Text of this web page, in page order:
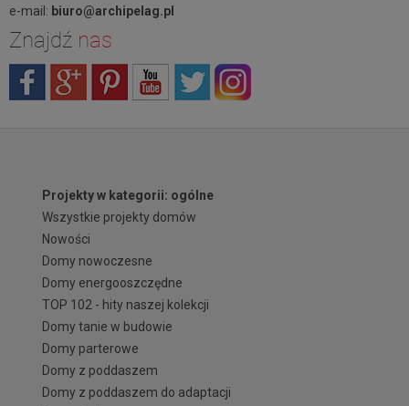
e-mail: biuro@archipelag.pl
Znajdź nas
Projekty w kategorii: ogólne
Wszystkie projekty domów
Nowości
Domy nowoczesne
Domy energooszczędne
TOP 102 - hity naszej kolekcji
Domy tanie w budowie
Domy parterowe
Domy z poddaszem
Domy z poddaszem do adaptacji